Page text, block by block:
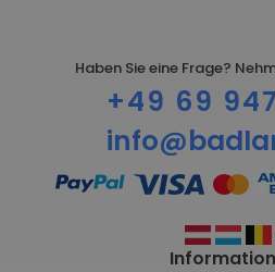
Haben Sie eine Frage?
+49 69